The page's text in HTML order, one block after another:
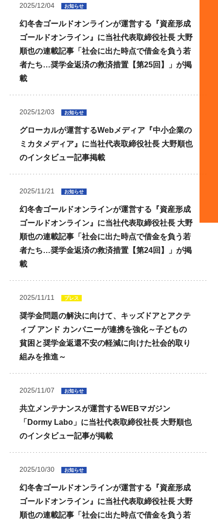
2025/12/04 お知らせ
幻冬舎ゴールドオンラインが運営する『資産形成
ゴールドオンライン』に当社代表取締役社長 大野
順也の連載記事「社会に出た時点で借金を負う若
者たち…奨学金返済の救済措置【第25回】」が掲
載
2025/12/03 お知らせ
グローカルが運営するWebメディア『中小企業の
ミカタメディア』に当社代表取締役社長 大野順也
のインタビュー記事掲載
2025/11/21 お知らせ
幻冬舎ゴールドオンラインが運営する『資産形成
ゴールドオンライン』に当社代表取締役社長 大野
順也の連載記事「社会に出た時点で借金を負う若
者たち…奨学金返済の救済措置【第24回】」が掲
載
2025/11/11 プレス
奨学金問題の解決に向けて、キッズドアとアクテ
ィブ アンド カンパニーが連携を強化～子どもの
貧困と奨学金返還不安の軽減に向けた社会的取り
組みを推進～
2025/11/07 お知らせ
共立メンテナンスが運営するWEBマガジン
「Dormy Labo」に当社代表取締役社長 大野順也
のインタビュー記事が掲載
2025/10/30 お知らせ
幻冬舎ゴールドオンラインが運営する『資産形成
ゴールドオンライン』に当社代表取締役社長 大野
順也の連載記事「社会に出た時点で借金を負う若